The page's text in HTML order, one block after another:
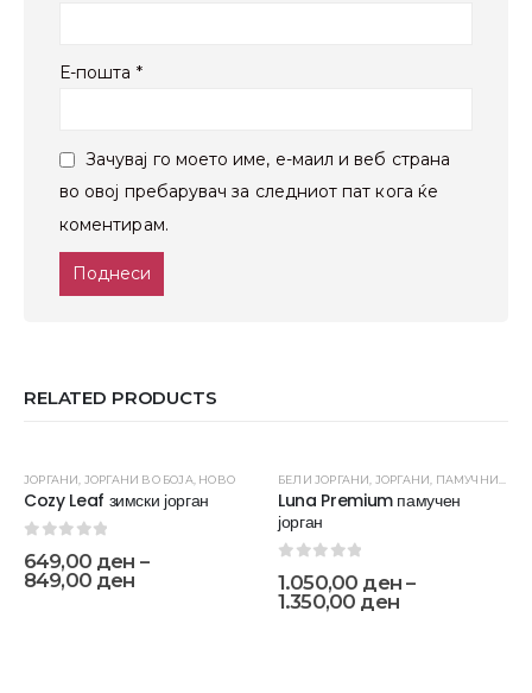
Е-пошта *
Зачувај го моето име, е-маил и веб страна
во овој пребарувач за следниот пат кога ќе
коментирам.
RELATED PRODUCTS
ЈОРГАНИ, ЈОРГАНИ ВО БОЈА, НОВО
Cozy Leaf зимски јорган
649,00 ден –
849,00 ден
БЕЛИ ЈОРГАНИ, ЈОРГАНИ, ПАМУЧНИ ЈОРГАНИ
Luna Premium памучен
јорган
1.050,00 ден –
1.350,00 ден